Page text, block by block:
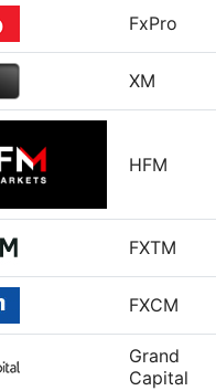
FxPro
XM
HFM
FXTM
FXCM
Grand
Capital